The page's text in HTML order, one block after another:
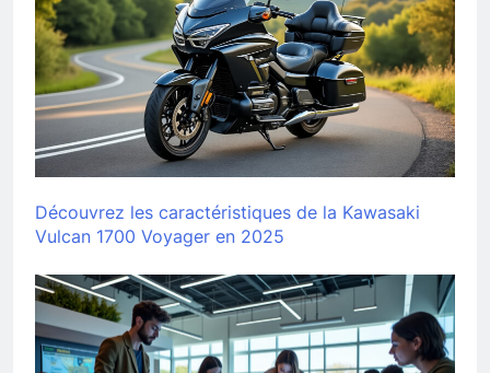
Découvrez les caractéristiques de la Kawasaki
Vulcan 1700 Voyager en 2025